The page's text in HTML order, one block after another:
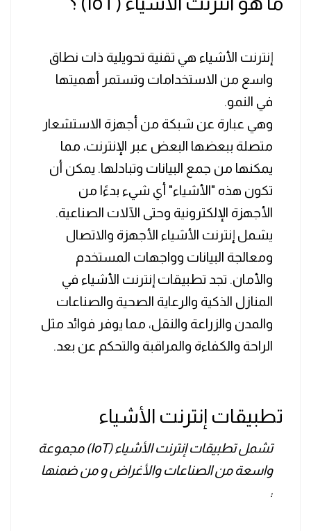
إنترنت الأشياء هي تقنية تحويلية ذات نطاق
واسع من الاستخدامات وتستمر أهميتها
في النمو.
وهي عبارة عن شبكة من أجهزة الاستشعار
متصلة ببعضها البعض عبر الإنترنت، مما
يمكنها من جمع البيانات وتبادلها. يمكن أن
تكون هذه "الأشياء" أي شيء بدءًا من
الأجهزة الإلكترونية وحتى الآلات الصناعية.
يشمل إنترنت الأشياء الأجهزة والاتصال
ومعالجة البيانات وواجهات المستخدم
والأمان. تجد تطبيقات إنترنت الأشياء في
المنازل الذكية والرعاية الصحية والصناعات
والمدن والزراعة والنقل، مما يوفر فوائد مثل
الراحة والكفاءة والمراقبة والتحكم عن بعد.
تطبيقات إنترنت الأشياء
تشمل تطبيقات إنترنت الأشياء (IoT) مجموعة
واسعة من الصناعات والأغراض و من ضمنها
: